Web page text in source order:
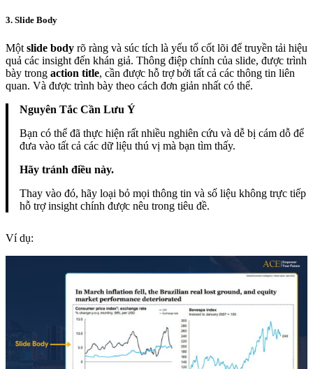
3. Slide Body
Một slide body rõ ràng và súc tích là yếu tố cốt lõi để truyền tải hiệu
quả các insight đến khán giả. Thông điệp chính của slide, được trình
bày trong action title, cần được hỗ trợ bởi tất cả các thông tin liên
quan. Và được trình bày theo cách đơn giản nhất có thể.
Nguyên Tắc Cần Lưu Ý
Bạn có thể đã thực hiện rất nhiều nghiên cứu và dễ bị cám dỗ để
đưa vào tất cả các dữ liệu thú vị mà bạn tìm thấy.
Hãy tránh điều này.
Thay vào đó, hãy loại bỏ mọi thông tin và số liệu không trực tiếp
hỗ trợ insight chính được nêu trong tiêu đề.
Ví dụ: